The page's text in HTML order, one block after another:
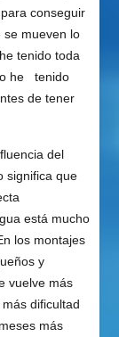
conseguir
mueven lo
tenido toda
he tenido
de tener
del
significa que
está mucho
los montajes
y
vuelve más
dificultad
más